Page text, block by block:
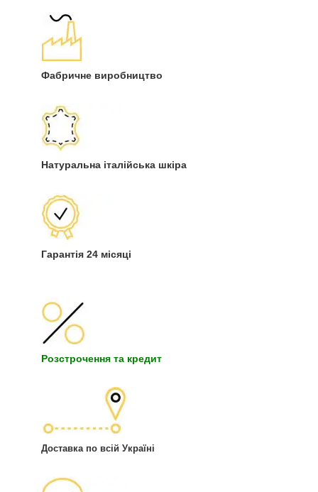
Фабричне виробництво
Натуральна італійська шкіра
Гарантія 24 місяці
Розстрочення та кредит
Доставка по всій Україні